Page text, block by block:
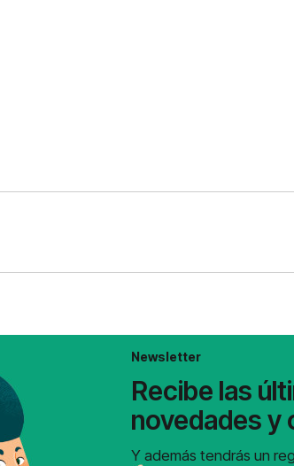
Newsletter
Recibe las
novedades y
Y además tendrás un